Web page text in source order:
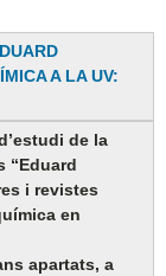
A LA UV:
de la
“Eduard
i revistes
en
apartats, a